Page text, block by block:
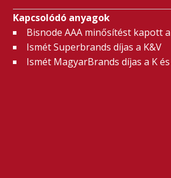
Kapcsolódó anyagok
Bisnode AAA minősítést kapott a
Ismét Superbrands díjas a K&V
Ismét MagyarBrands díjas a K és